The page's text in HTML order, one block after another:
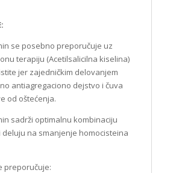
se posebno preporučuje uz
terapiju (Acetilsalicilna kiselina)
jer zajedničkim delovanjem
antiagregaciono dejstvo i čuva
od oštećenja.
sadrži optimalnu kombinaciju
na smanjenje homocisteina
preporučuje: